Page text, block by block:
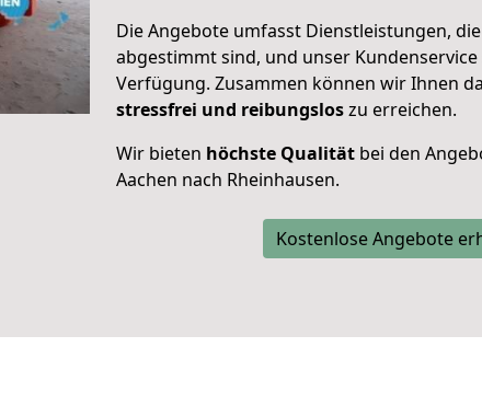
Die Angebote umfasst Dienstleistungen,
abgestimmt sind, und unser
Verfügung. Zusammen können wir Ihnen
stressfrei und reibungsloszu erreichen.
Wir bieten höchste Qualität bei den
Aachen nach Rheinhausen.
Kostenlose Angebote